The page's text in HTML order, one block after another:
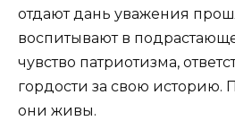
отдают дань уважения
воспитывают в
чувство патриотизма,
гордости за свою
они живы.